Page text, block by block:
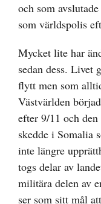
och som
som världspolis
Mycket lite har
sedan dess. Livet
flytt men som
Västvärlden
efter 9/11 och
skedde i Somalia
inte längre
togs delar av
militära delen av
ser som sitt mål